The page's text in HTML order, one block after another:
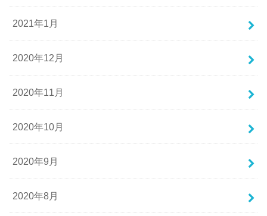
2021年1月
2020年12月
2020年11月
2020年10月
2020年9月
2020年8月